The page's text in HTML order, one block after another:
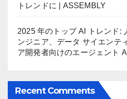
トレンドに | ASSEMBLY
2025 年のトップ AI トレンド:
ンジニア、データ サイエンテ
ア開発者向けのエージェント
Recent Comments